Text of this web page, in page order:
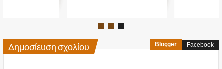
Δημοσίευση σχολίου Blogger Facebook